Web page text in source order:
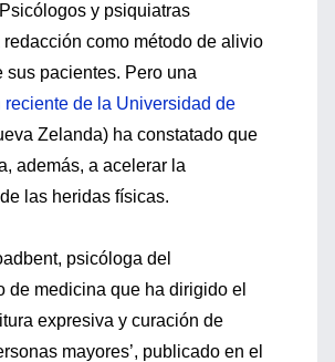
y psiquiatras
como método de alivio
sus pacientes. Pero una
reciente de la Universidad de
Zelanda) ha constatado que
además, a acelerar la
las heridas físicas.
psicóloga del
de medicina que ha dirigido el
expresiva y curación de
mayores’, publicado en el